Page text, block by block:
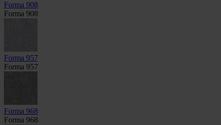
Forma 908
Forma 908
Forma 957
Forma 957
Forma 968
Forma 968